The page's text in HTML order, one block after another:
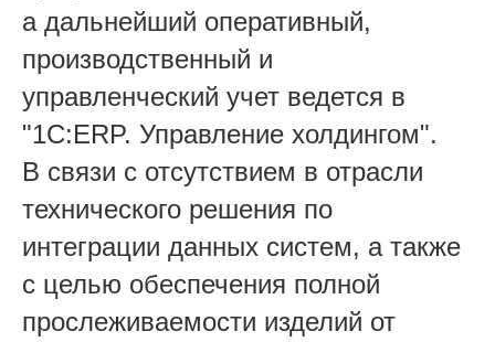
а дальнейший оперативный,
производственный и
управленческий учет ведется в
"1С:ERP. Управление холдингом".
В связи с отсутствием в отрасли
технического решения по
интеграции данных систем, а также
с целью обеспечения полной
прослеживаемости изделий от